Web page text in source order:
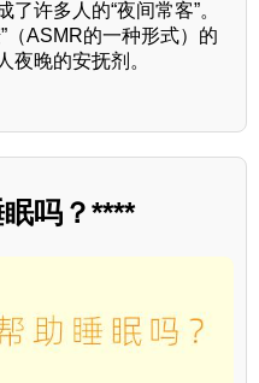
许多人的“夜间常客”。
（ASMR的一种形式）的
夜晚的安抚剂。
吗？****